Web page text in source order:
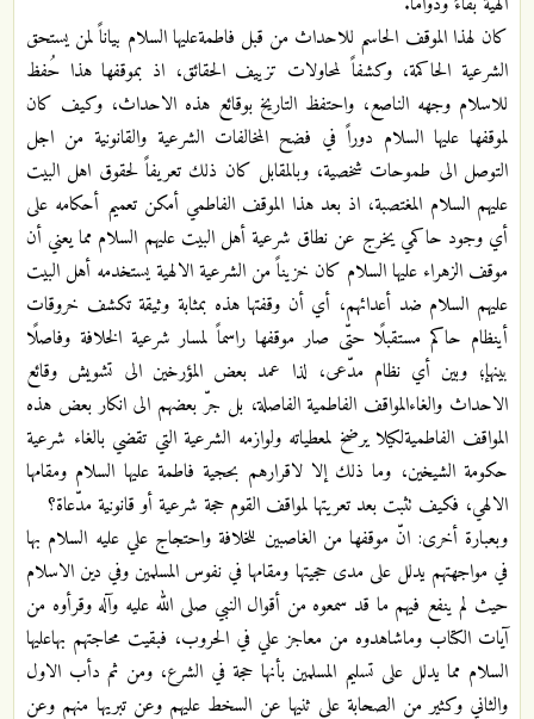
كان لهذا الموقف الحاسم للاحداث من قبل فاطمةعليها السلام بياناً لمن يستحق
الشرعية الحاكمة، وكشفاً لمحاولات تزييف الحقائق، اذ بموقفها هذا حُفظ
للاسلام وجهه الناصع، واحتفظ التاريخ بوقائع هذه الاحداث، وكيف كان
لموقفها عليها السلام دوراً في فضح المخالفات الشرعية والقانونية من اجل
التوصل الى طموحات شخصية، وبالمقابل كان ذلك تعريفاً لحقوق اهل البيت
عليهم السلام المغتصبة، اذ بعد هذا الموقف الفاطمي أمكن تعميم أحكامه على
أي وجود حاكمي يخرج عن نطاق شرعية أهل البيت عليهم السلام مما يعني أن
موقف الزهراء عليها السلام كان خزيناً من الشرعية الالهية يستخدمه أهل البيت
عليهم السلام ضد أعدائهم، أي أن وقفتها هذه بمثابة وثيقة تكشف خروقات
أينظام حاكم مستقبلًا حتّى صار موقفها راسماً لمسار شرعية الخلافة وفاصلًا
بينهإ؛ وبين أي نظام مدّعى، لذا عمد بعض المؤرخين الى تشويش وقائع
الاحداث والغاءالمواقف الفاطمية الفاصلة، بل جرّ بعضهم الى انكار بعض هذه
المواقف الفاطميةلكيلا يرضخ لمعطياته ولوازمه الشرعية التي تقضي بالغاء شرعية
حكومة الشيخين، وما ذلك إلا لاقرارهم بحجية فاطمة عليها السلام ومقامها
الالهي، فكيف تثبت بعد تعريتها لمواقف القوم حجة شرعية أو قانونية مدّعاة؟
وبعبارة أخرى: انّ موقفها من الغاصبين للخلافة واحتجاج علي عليه السلام بها
في مواجهتهم يدلل على مدى حجيتها ومقامها في نفوس المسلمين وفي دين الاسلام
حيث لم ينفع فيهم ما قد سمعوه من أقوال النبي صلى الله عليه وآله وقرأوه من
آيات الكتاب وماشاهدوه من معاجز علي في الحروب، فبقيت محاجتهم بهاعليها
السلام مما يدلل على تسليم المسلمين بأنها حجة في الشرع، ومن ثم دأب الاول
والثاني وكثير من الصحابة على ثنيها عن السخط عليهم وعن تبريها منهم وعن